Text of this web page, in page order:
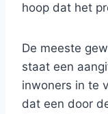
hoop dat het
De meeste
staat een
inwoners in te
dat een door